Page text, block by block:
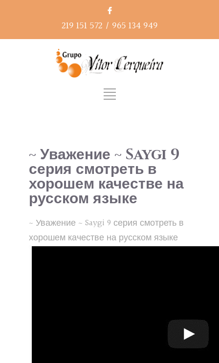
219 151 572 / 965 134 949
~ Уважение ~ Saygi 9
серия смотреть в
хорошем качестве на
русском языке
~ Уважение ~ Saygi 9 серия смотреть в
хорошем качестве на русском языке